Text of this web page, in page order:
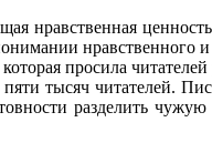
нравственная
нравственного и
просила читателей
тысяч читателей.
разделить